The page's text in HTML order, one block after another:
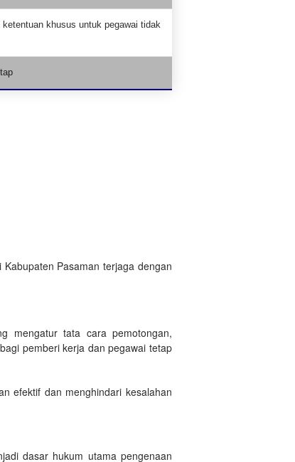
khusus untuk pegawai tidak
Pasaman terjaga dengan
mengatur tata cara pemotongan,
pemberi kerja dan pegawai tetap
efektif dan menghindari kesalahan
dasar hukum utama pengenaan